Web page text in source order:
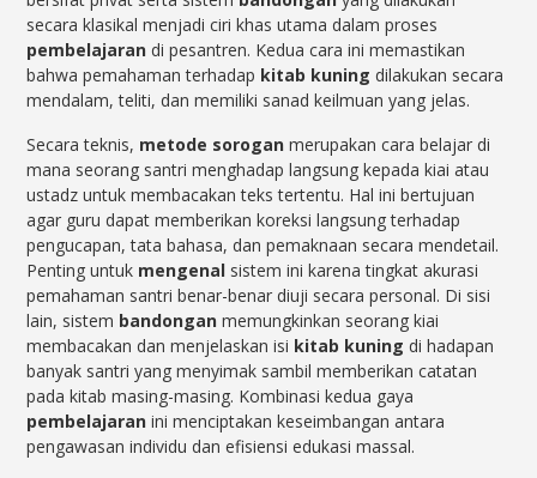
secara klasikal menjadi ciri khas utama dalam proses
pembelajaran di pesantren. Kedua cara ini memastikan
bahwa pemahaman terhadap kitab kuning dilakukan secara
mendalam, teliti, dan memiliki sanad keilmuan yang jelas.
Secara teknis, metode sorogan merupakan cara belajar di
mana seorang santri menghadap langsung kepada kiai atau
ustadz untuk membacakan teks tertentu. Hal ini bertujuan
agar guru dapat memberikan koreksi langsung terhadap
pengucapan, tata bahasa, dan pemaknaan secara mendetail.
Penting untuk mengenal sistem ini karena tingkat akurasi
pemahaman santri benar-benar diuji secara personal. Di sisi
lain, sistem bandongan memungkinkan seorang kiai
membacakan dan menjelaskan isi kitab kuning di hadapan
banyak santri yang menyimak sambil memberikan catatan
pada kitab masing-masing. Kombinasi kedua gaya
pembelajaran ini menciptakan keseimbangan antara
pengawasan individu dan efisiensi edukasi massal.